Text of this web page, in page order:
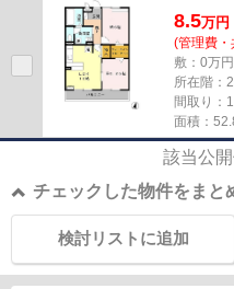
8.5万円
(管理費
敷：0万
所在階：
間取り：
面積：
該当公
チェックした物件をまと
検討リストに追加